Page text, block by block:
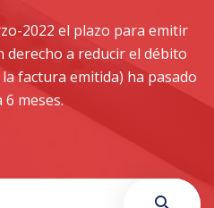
2022 el plazo para emitir
derecho a reducir el débito
factura emitida) ha pasado
6 meses.